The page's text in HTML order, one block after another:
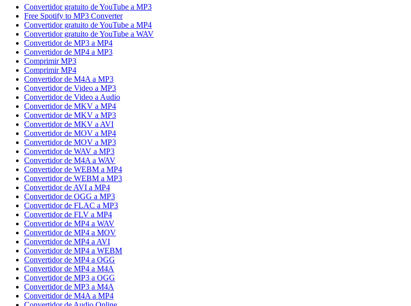
Convertidor gratuito de YouTube a MP3
Free Spotify to MP3 Converter
Convertidor gratuito de YouTube a MP4
Convertidor gratuito de YouTube a WAV
Convertidor de MP3 a MP4
Convertidor de MP4 a MP3
Comprimir MP3
Comprimir MP4
Convertidor de M4A a MP3
Convertidor de Video a MP3
Convertidor de Video a Audio
Convertidor de MKV a MP4
Convertidor de MKV a MP3
Convertidor de MKV a AVI
Convertidor de MOV a MP4
Convertidor de MOV a MP3
Convertidor de WAV a MP3
Convertidor de M4A a WAV
Convertidor de WEBM a MP4
Convertidor de WEBM a MP3
Convertidor de AVI a MP4
Convertidor de OGG a MP3
Convertidor de FLAC a MP3
Convertidor de FLV a MP4
Convertidor de MP4 a WAV
Convertidor de MP4 a MOV
Convertidor de MP4 a AVI
Convertidor de MP4 a WEBM
Convertidor de MP4 a OGG
Convertidor de MP4 a M4A
Convertidor de MP3 a OGG
Convertidor de MP3 a M4A
Convertidor de M4A a MP4